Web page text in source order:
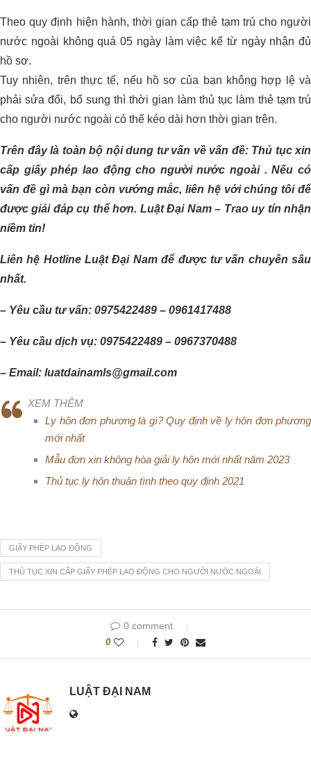
Theo quy định hiện hành, thời gian cấp thẻ tạm trú cho người
nước ngoài không quá 05 ngày làm việc kể từ ngày nhận đủ
hồ sơ.
Tuy nhiên, trên thực tế, nếu hồ sơ của bạn không hợp lệ và
phải sửa đổi, bổ sung thì thời gian làm thủ tục làm thẻ tạm trú
cho người nước ngoài có thể kéo dài hơn thời gian trên.
Trên đây là toàn bộ nội dung tư vấn về vấn đề: Thủ tục xin
cấp giấy phép lao động cho người nước ngoài . Nếu có
vấn đề gì mà bạn còn vướng mắc, liên hệ với chúng tôi để
được giải đáp cụ thể hơn. Luật Đại Nam – Trao uy tín nhận
niềm tin!
Liên hệ Hotline Luật Đại Nam để được tư vấn chuyên sâu
nhất.
– Yêu cầu tư vấn: 0975422489 – 0961417488
– Yêu cầu dịch vụ: 0975422489 – 0967370488
– Email: luatdainamls@gmail.com
XEM THÊM
Ly hôn đơn phương là gì? Quy định về ly hôn đơn phương
mới nhất
Mẫu đơn xin không hòa giải ly hôn mới nhất năm 2023
Thủ tục ly hôn thuận tình theo quy định 2021
GIẤY PHÉP LAO ĐỘNG
THỦ TỤC XIN CẤP GIẤY PHÉP LAO ĐỘNG CHO NGƯỜI NƯỚC NGOÀI
0 comment
0
LUẬT ĐẠI NAM